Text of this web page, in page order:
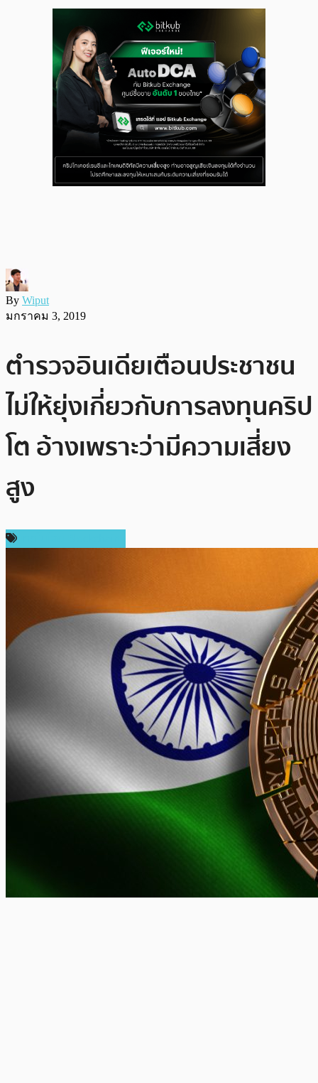
By Wiput
มกราคม 3, 2019
ตำรวจอินเดียเตือนประชาชน
ไม่ให้ยุ่งเกี่ยวกับการลงทุนคริป
โต อ้างเพราะว่ามีความเสี่ยง
สูง